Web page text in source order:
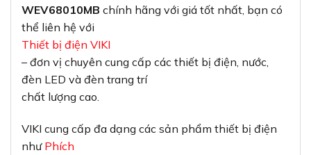
WEV68010MB chính hãng với giá tốt nhất, bạn có
thể liên hệ với
Thiết bị điện VIKI
– đơn vị chuyên cung cấp các thiết bị điện, nước,
đèn LED và đèn trang trí
chất lượng cao.
VIKI cung cấp đa dạng các sản phẩm thiết bị điện
như Phích